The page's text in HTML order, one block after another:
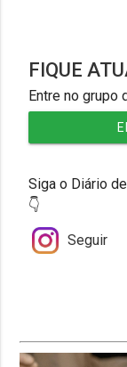
FIQUE
Entre no grupo
Siga o Diário
👇
Seguir